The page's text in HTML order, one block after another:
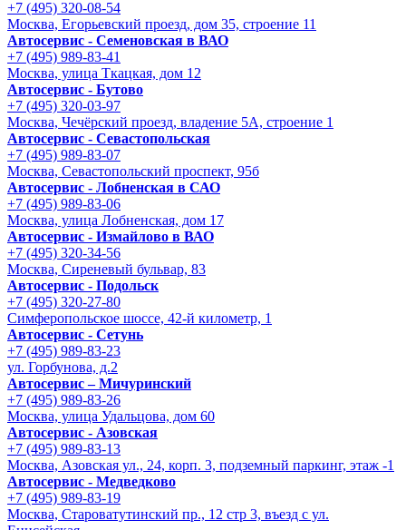
+7 (495) 320-08-54
Москва, Егорьевский проезд, дом 35, строение 11
Автосервис - Семеновская в ВАО
+7 (495) 989-83-41
Москва, улица Ткацкая, дом 12
Автосервис - Бутово
+7 (495) 320-03-97
Москва, Чечёрский проезд, владение 5А, строение 1
Автосервис - Cевастопольская
+7 (495) 989-83-07
Москва, Севастопольский проспект, 95б
Автосервис - Лобненская в САО
+7 (495) 989-83-06
Москва, улица Лобненская, дом 17
Автосервис - Измайлово в ВАО
+7 (495) 320-34-56
Москва, Сиреневый бульвар, 83
Автосервис - Подольск
+7 (495) 320-27-80
Симферопольское шоссе, 42-й километр, 1
Автосервис - Сетунь
+7 (495) 989-83-23
ул. Горбунова, д.2
Автосервис – Мичуринский
+7 (495) 989-83-26
Москва, улица Удальцова, дом 60
Автосервис - Азовская
+7 (495) 989-83-13
Москва, Азовская ул., 24, корп. 3, подземный паркинг, этаж -1
Автосервис - Медведково
+7 (495) 989-83-19
Москва, Староватутинский пр., 12 стр 3, въезд с ул.